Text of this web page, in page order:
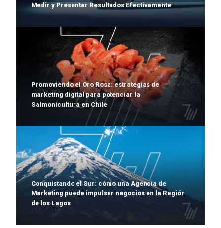
Medir y Presentar Resultados Efectivamente
Promoviendo el Oro Rosa: estrategias de
marketing digital para potenciar la
Salmonicultura en Chile
Conquistando el Sur: cómo una Agencia de
Marketing puede impulsar negocios en la Región
de los Lagos